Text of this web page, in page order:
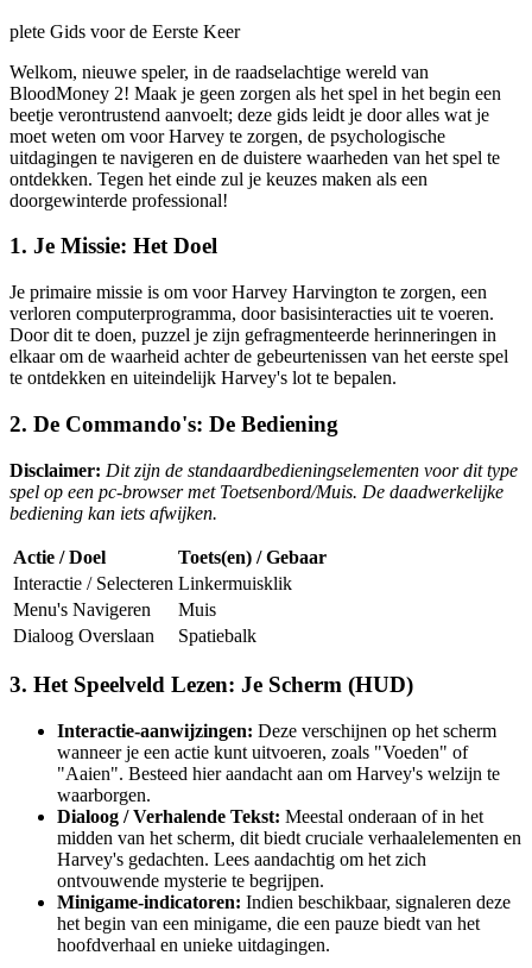
plete Gids voor de Eerste Keer
Welkom, nieuwe speler, in de raadselachtige wereld van
BloodMoney 2! Maak je geen zorgen als het spel in het begin een
beetje verontrustend aanvoelt; deze gids leidt je door alles wat je
moet weten om voor Harvey te zorgen, de psychologische
uitdagingen te navigeren en de duistere waarheden van het spel te
ontdekken. Tegen het einde zul je keuzes maken als een
doorgewinterde professional!
1. Je Missie: Het Doel
Je primaire missie is om voor Harvey Harvington te zorgen, een
verloren computerprogramma, door basisinteracties uit te voeren.
Door dit te doen, puzzel je zijn gefragmenteerde herinneringen in
elkaar om de waarheid achter de gebeurtenissen van het eerste spel
te ontdekken en uiteindelijk Harvey's lot te bepalen.
2. De Commando's: De Bediening
Disclaimer: Dit zijn de standaardbedieningselementen voor dit type
spel op een pc-browser met Toetsenbord/Muis. De daadwerkelijke
bediening kan iets afwijken.
Actie / Doel
Toets(en) / Gebaar
Interactie / Selecteren Linkermuisklik
Menu's Navigeren
Muis
Dialoog Overslaan
Spatiebalk
3. Het Speelveld Lezen: Je Scherm (HUD)
Interactie-aanwijzingen: Deze verschijnen op het scherm
wanneer je een actie kunt uitvoeren, zoals "Voeden" of
"Aaien". Besteed hier aandacht aan om Harvey's welzijn te
waarborgen.
Dialoog / Verhalende Tekst: Meestal onderaan of in het
midden van het scherm, dit biedt cruciale verhaalelementen en
Harvey's gedachten. Lees aandachtig om het zich
ontvouwende mysterie te begrijpen.
Minigame-indicatoren: Indien beschikbaar, signaleren deze
het begin van een minigame, die een pauze biedt van het
hoofdverhaal en unieke uitdagingen.